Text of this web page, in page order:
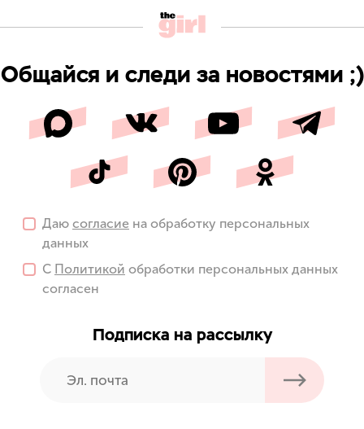
Общайся и следи за новостями ;)
Даю согласие на обработку персональных
данных
С Политикой обработки персональных данных
согласен
Подписка на рассылку